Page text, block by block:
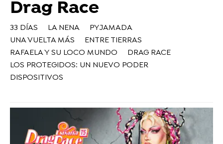
Drag Race
33 DÍAS LA NENA
PYJAMADA
UNA VUELTA MÁS
ENTRE TIERRAS
RAFAELA Y SU LOCO MUNDO
DRAG RACE
LOS PROTEGIDOS: UN NUEVO PODER
DISPOSITIVOS